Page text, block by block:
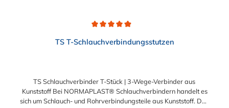
TS T-Schlauchverbindungsstutzen
TS Schlauchverbinder T-Stück | 3-Wege-Verbinder aus
Kunststoff Bei NORMAPLAST® Schlauchverbindern handelt es
sich um Schlauch- und Rohrverbindungsteile aus Kunststoff. Das